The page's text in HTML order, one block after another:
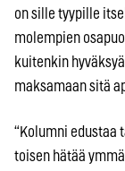
on sille tyypille
molempien
kuitenkin
maksamaan sitä
“Kolumni edustaa
toisen hätää